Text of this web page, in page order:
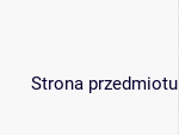
Strona przedmiotu